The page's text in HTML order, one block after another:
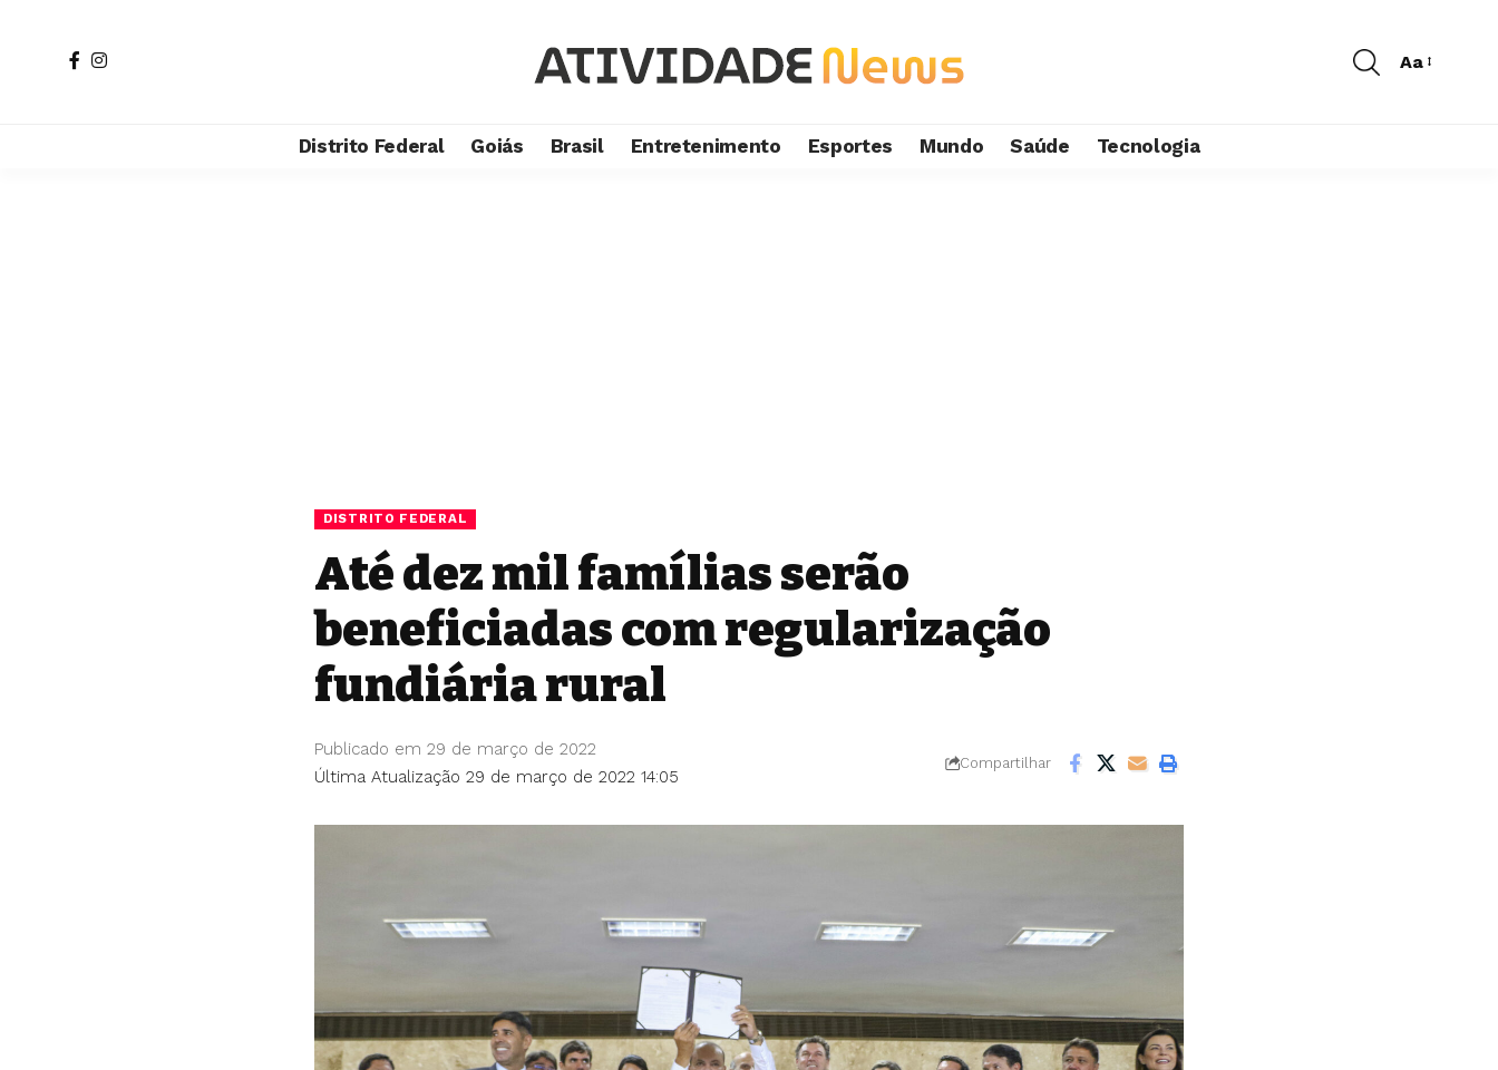
Aa
Distrito Federal Goiás Brasil Entretenimento Esportes Mundo Saúde Tecnologia
DISTRITO FEDERAL
Até dez mil famílias serão
beneficiadas com regularização
fundiária rural
Última Atualização 29 de março de 2022 14:05
Publicado em 29 de março de 2022
Compartilhar